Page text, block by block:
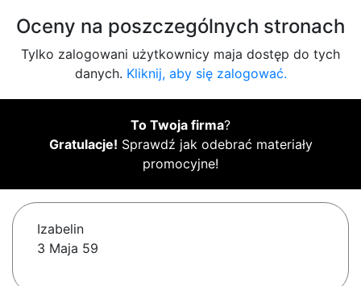
Oceny na poszczególnych stronach
Tylko zalogowani użytkownicy maja dostęp do tych
danych. Kliknij, aby się zalogować.
To Twoja firma?
Gratulacje! Sprawdź jak odebrać materiały
promocyjne!
Izabelin
3 Maja 59